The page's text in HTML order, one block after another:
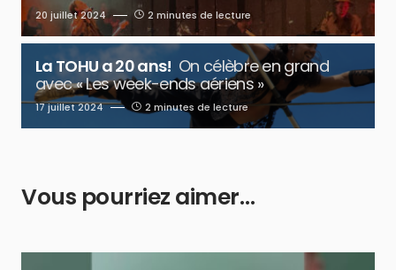
20 juillet 2024 2 minutes de lecture
La TOHU a 20 ans! On célèbre en grand
avec « Les week-ends aériens »
17 juillet 2024 2 minutes de lecture
Vous pourriez aimer…